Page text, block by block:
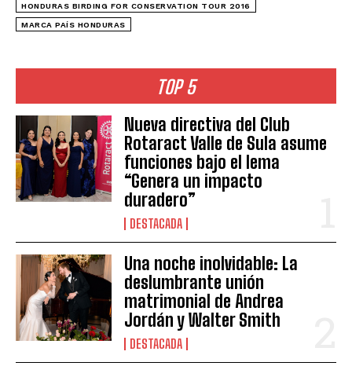
TOP 5
Nueva directiva del Club
Rotaract Valle de Sula asume
funciones bajo el lema
“Genera un impacto
duradero”
DESTACADA
Una noche inolvidable: La
deslumbrante unión
matrimonial de Andrea
Jordán y Walter Smith
DESTACADA
HONDURAS BIRDING FOR CONSERVATION TOUR 2016
MARCA PAÍS HONDURAS